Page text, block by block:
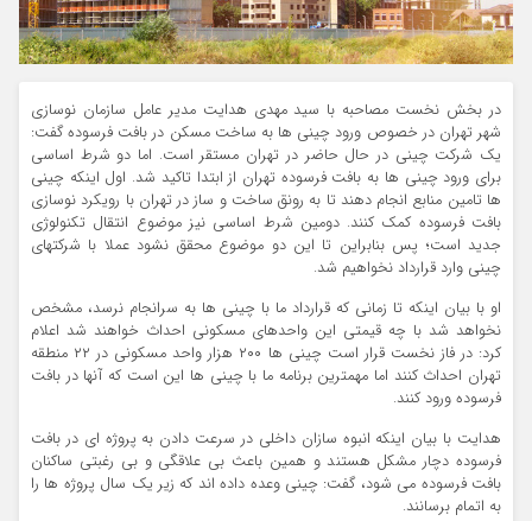
در بخش نخست مصاحبه با سید مهدی هدایت مدیر عامل سازمان نوسازی
شهر تهران در خصوص ورود چینی ها به ساخت مسکن در بافت فرسوده گفت:
یک شرکت چینی در حال حاضر در تهران مستقر است. اما دو شرط اساسی
برای ورود چینی ها به بافت فرسوده تهران از ابتدا تاکید شد. اول اینکه چینی
ها تامین منابع انجام دهند تا به رونق ساخت و ساز در تهران با رویکرد نوسازی
بافت فرسوده کمک کنند. دومین شرط اساسی نیز موضوع انتقال تکنولوژی
جدید است؛ پس بنابراین تا این دو موضوع محقق نشود عملا با شرکتهای
چینی وارد قرارداد نخواهیم شد.
او با بیان اینکه تا زمانی که قرارداد ما با چینی ها به سرانجام نرسد، مشخص
نخواهد شد با چه قیمتی این واحدهای مسکونی احداث خواهند شد اعلام
کرد: در فاز نخست قرار است چینی ها ۲۰۰ هزار واحد مسکونی در ۲۲ منطقه
تهران احداث کنند اما مهمترین برنامه ما با چینی ها این است که آنها در بافت
فرسوده ورود کنند.
هدایت با بیان اینکه انبوه سازان داخلی در سرعت دادن به پروژه ای در بافت
فرسوده دچار مشکل هستند و همین باعث بی علاقگی و بی رغبتی ساکنان
بافت فرسوده می شود، گفت: چینی وعده داده اند که زیر یک سال پروژه ها را
به اتمام برسانند.